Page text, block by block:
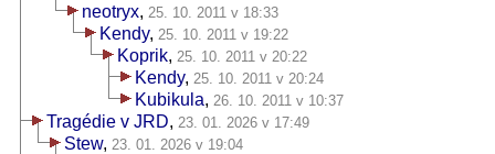
neotryx, 25. 10. 2011 v 18:33
Kendy, 25. 10. 2011 v 19:22
Koprik, 25. 10. 2011 v 20:22
Kendy, 25. 10. 2011 v 20:24
Kubikula, 26. 10. 2011 v 10:37
Tragédie v JRD, 23. 01. 2026 v 17:49
Stew, 23. 01. 2026 v 19:04